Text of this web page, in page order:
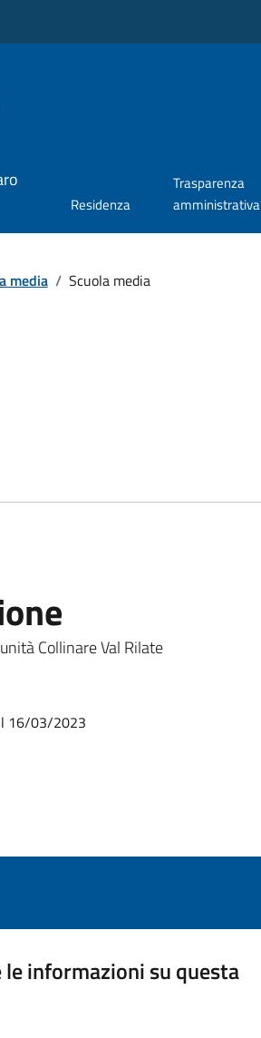
Residenza
Trasparenza
amministrativa
media / Scuola media
Collinare Val Rilate
16/03/2023
informazioni su questa